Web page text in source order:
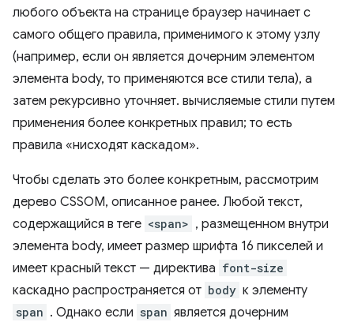
любого объекта на странице браузер начинает с
самого общего правила, применимого к этому узлу
(например, если он является дочерним элементом
элемента body, то применяются все стили тела), а
затем рекурсивно уточняет. вычисляемые стили путем
применения более конкретных правил; то есть
правила «нисходят каскадом».
Чтобы сделать это более конкретным, рассмотрим
дерево CSSOM, описанное ранее. Любой текст,
содержащийся в теге <span> , размещенном внутри
элемента body, имеет размер шрифта 16 пикселей и
имеет красный текст — директива font-size
каскадно распространяется от body к элементу
span . Однако если span является дочерним